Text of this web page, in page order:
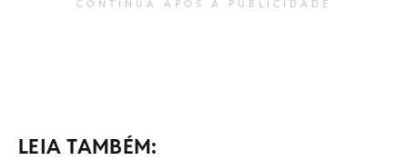
CONTINUA APÓS A PUBLICIDADE
LEIA TAMBÉM: